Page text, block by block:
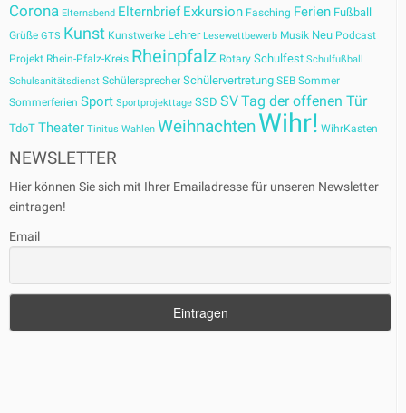
Corona Elternabend Elternbrief Exkursion Fasching Ferien Fußball
Grüße GTS Kunst Kunstwerke Lehrer Lesewettbewerb Musik Neu Podcast
Projekt Rhein-Pfalz-Kreis Rheinpfalz Rotary Schulfest Schulfußball
Schulsanitätsdienst Schülersprecher Schülervertretung SEB Sommer
Sommerferien Sport Sportprojekttage SSD SVTag der offenen Tür
TdoT Theater Tinitus Wahlen WeihnachtenWihr! WihrKasten
NEWSLETTER
Hier können Sie sich mit Ihrer Emailadresse für unseren Newsletter
eintragen!
Email